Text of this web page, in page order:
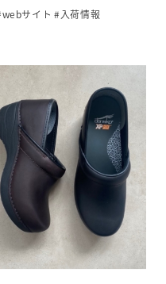
サイト #入荷情報